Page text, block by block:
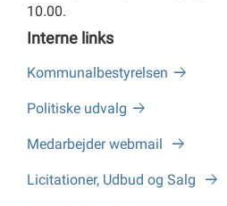
10.00.
Interne links
Kommunalbestyrelsen
Politiske udvalg
Medarbejder webmail
Licitationer, Udbud og Salg